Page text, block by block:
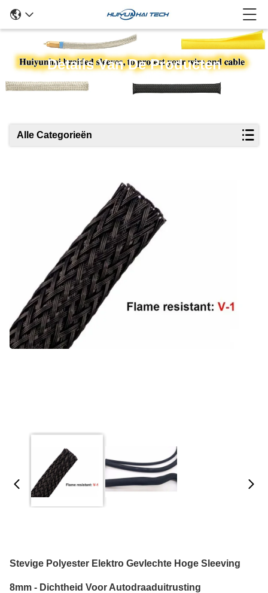
Details Van De Producten
Alle Categorieën
Stevige Polyester Elektro Gevlechte Hoge Sleeving
8mm - Dichtheid Voor Autodraaduitrusting